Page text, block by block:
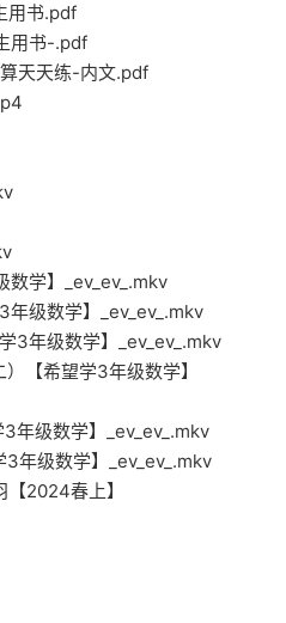
用书.pdf
用书-.pdf
天天练-内文.pdf
数学】_ev_ev_.mkv
年级数学】_ev_ev_.mkv
3年级数学】_ev_ev_.mkv
【希望学3年级数学】
年级数学】_ev_ev_.mkv
年级数学】_ev_ev_.mkv
2024春上】